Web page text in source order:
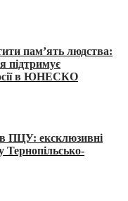
пам’ять людства:
підтримує
в ЮНЕСКО
ексклюзивні
Тернопільсько-